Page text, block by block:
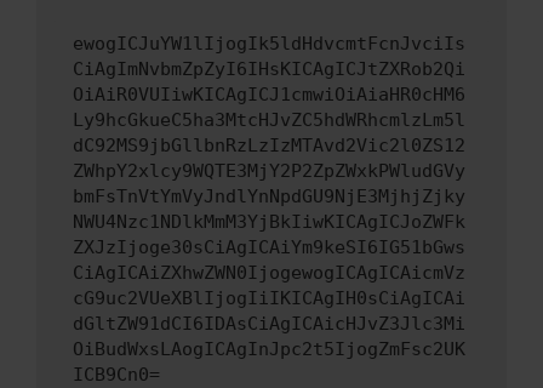
ewogICJuYW1lIjogIk5ldHdvcmtFcnJvciIs
CiAgImNvbmZpZyI6IHsKICAgICJtZXRob2Qi
OiAiR0VUIiwKICAgICJ1cmwiOiAiaHR0cHM6
Ly9hcGkueC5ha3MtcHJvZC5hdWRhcmlzLm5l
dC92MS9jbGllbnRzLzIzMTAvd2Vic2l0ZS12
ZWhpY2xlcy9WQTE3MjY2P2ZpZWxkPWludGVy
bmFsTnVtYmVyJndlYnNpdGU9NjE3MjhjZjky
NWU4Nzc1NDlkMmM3YjBkIiwKICAgICJoZWFk
ZXJzIjoge30sCiAgICAiYm9keSI6IG51bGws
CiAgICAiZXhwZWN0IjogewogICAgICAicmVz
cG9uc2VUeXBlIjogIiIKICAgIH0sCiAgICAi
dGltZW91dCI6IDAsCiAgICAicHJvZ3Jlc3Mi
OiBudWxsLAogICAgInJpc2t5IjogZmFsc2UK
ICB9Cn0=